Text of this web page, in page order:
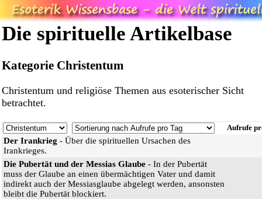
Die spirituelle Artikelbase
Kategorie Christentum
Christentum und religiöse Themen aus esoterischer Sicht
betrachtet.
Aufrufe
Der Irankrieg - Über die spirituellen Ursachen des
Irankrieges.
Die Pubertät und der Messias Glaube - In der Pubertät
muss der Glaube an einen übermächtigen Vater und damit
indirekt auch der Messiasglaube abgelegt werden, ansonsten
bleibt die Pubertät blockiert.